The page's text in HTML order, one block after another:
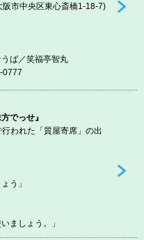
市中央区東心斎橋1-18-7)
ば／笑福亭智丸
0777
でっせ』
われた「質屋寄席」の出
う」
ましょう。」